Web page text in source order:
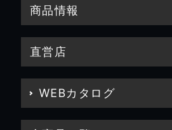
商品情報
直営店
WEBカタログ